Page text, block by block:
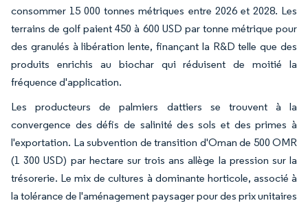
consommer 15 000 tonnes métriques entre 2026 et 2028. Les
terrains de golf paient 450 à 600 USD par tonne métrique pour
des granulés à libération lente, finançant la R&D telle que des
produits enrichis au biochar qui réduisent de moitié la
fréquence d'application.
Les producteurs de palmiers dattiers se trouvent à la
convergence des défis de salinité des sols et des primes à
l'exportation. La subvention de transition d'Oman de 500 OMR
(1 300 USD) par hectare sur trois ans allège la pression sur la
trésorerie. Le mix de cultures à dominante horticole, associé à
la tolérance de l'aménagement paysager pour des prix unitaires